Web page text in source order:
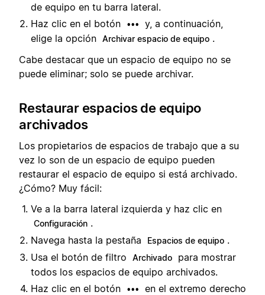
de equipo en tu barra lateral.
Haz clic en el botón
•••
y, a continuación,
elige la opción Archivar espacio de equipo .
Cabe destacar que un espacio de equipo no se
puede eliminar; solo se puede archivar.
Restaurar espacios de equipo
archivados
Los propietarios de espacios de trabajo que a su
vez lo son de un espacio de equipo pueden
restaurar el espacio de equipo si está archivado.
¿Cómo? Muy fácil:
Ve a la barra lateral izquierda y haz clic en
Configuración .
Navega hasta la pestaña
Espacios de equipo .
Usa el botón de filtro
Archivado
para mostrar
todos los espacios de equipo archivados.
Haz clic en el botón
•••
en el extremo derecho